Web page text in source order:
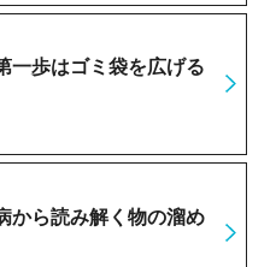
一歩はゴミ袋を広げる
から読み解く物の溜め